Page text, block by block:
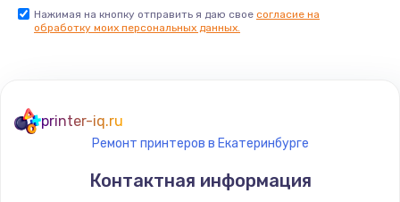
Заказать
Замена уплотнительных колец
2000 руб.
Нажимая на кнопку отправить я даю свое согласие на
обработку моих персональных данных.
printer-iq.ru
Ремонт принтеров в Екатеринбурге
Контактная информация